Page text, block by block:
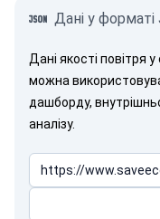
Дані у форматі
Дані якості повітря
можна
дашборду,
аналізу.